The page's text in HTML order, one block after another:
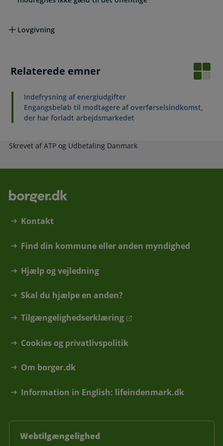
Lovgivning
Relaterede emner
Indefrysning af energiudgifter
Engangsbeløb til modtagere af overførselsindkomst,
der har forladt arbejdsmarkedet
Skrevet af ATP og Udbetaling Danmark
Kontakt
Find din kommune eller anden myndighed
Hjælp og vejledning
Skal du hjælpe en anden?
Tilgængelighedserklæring
Cookies og privatlivspolitik
Om borger.dk
Information in English: lifeindenmark.dk
Webtilgængelighed